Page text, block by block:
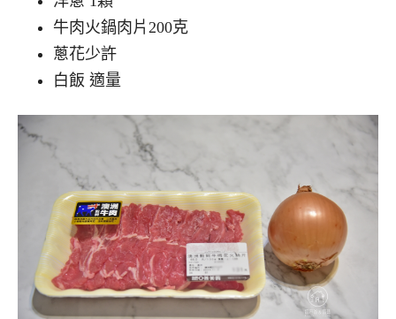
牛肉火鍋肉片200克
蔥花少許
白飯 適量